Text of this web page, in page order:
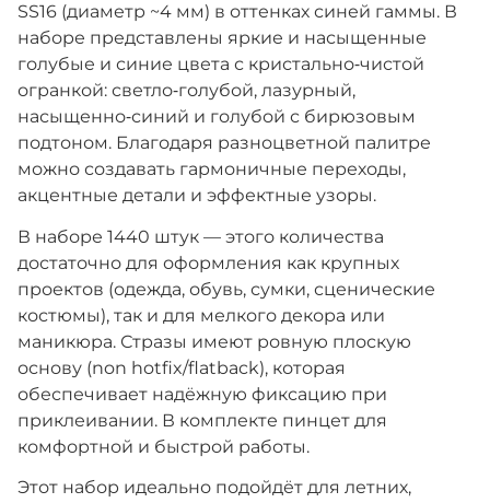
SS16 (диаметр ~4 мм) в оттенках синей гаммы. В
наборе представлены яркие и насыщенные
голубые и синие цвета с кристально‑чистой
огранкой: светло‑голубой, лазурный,
насыщенно‑синий и голубой с бирюзовым
подтоном. Благодаря разноцветной палитре
можно создавать гармоничные переходы,
акцентные детали и эффектные узоры.
В наборе 1440 штук — этого количества
достаточно для оформления как крупных
проектов (одежда, обувь, сумки, сценические
костюмы), так и для мелкого декора или
маникюра. Стразы имеют ровную плоскую
основу (non hotfix/flatback), которая
обеспечивает надёжную фиксацию при
приклеивании. В комплекте пинцет для
комфортной и быстрой работы.
Этот набор идеально подойдёт для летних,